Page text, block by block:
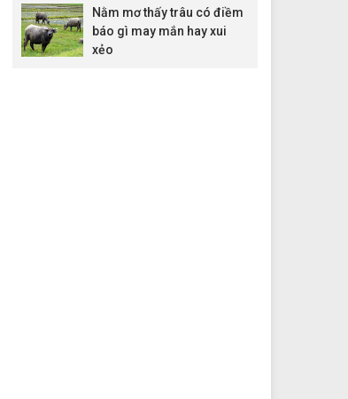
Nằm mơ thấy trâu có điềm
báo gì may mắn hay xui
xẻo